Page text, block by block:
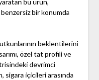
bu ürün,
bir konumda
beklentilerini
özel tat profili ve
devrimci
içicileri arasında